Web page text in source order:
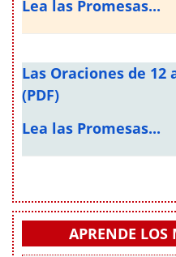
Lea las Promesas...
Las Oraciones de 12
(PDF)
Lea las Promesas...
APRENDE